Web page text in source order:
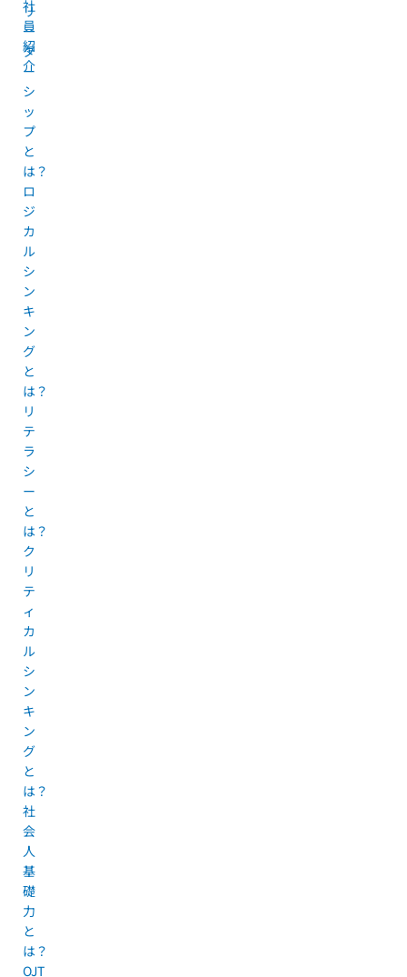
社
員
紹
介
リ
ー
ダ
ー
シ
ッ
プ
と
は？
ロ
ジ
カ
ル
シ
ン
キ
ン
グ
と
は？
リ
テ
ラ
シ
ー
と
は？
ク
リ
テ
ィ
カ
ル
シ
ン
キ
ン
グ
と
は？
社
会
人
基
礎
力
と
は？
OJT